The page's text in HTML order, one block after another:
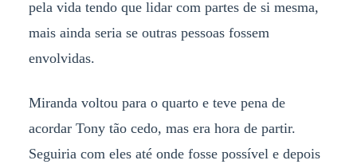
pela vida tendo que lidar com partes de si mesma,
mais ainda seria se outras pessoas fossem
envolvidas.
Miranda voltou para o quarto e teve pena de
acordar Tony tão cedo, mas era hora de partir.
Seguiria com eles até onde fosse possível e depois